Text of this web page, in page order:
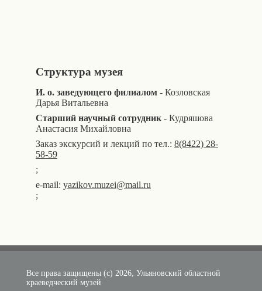
Структура музея
И. о. заведующего филиалом - Козловская
Дарья Витальевна
Старший научный сотрудник - Кудряшова
Анастасия Михайловна
Заказ экскурсий и лекций по тел.: 8(8422) 28-
58-59
;
e-mail: yazikov.muzei@mail.ru
;
Все права защищены (с) 2026, Ульяновский областной
краеведческий музей